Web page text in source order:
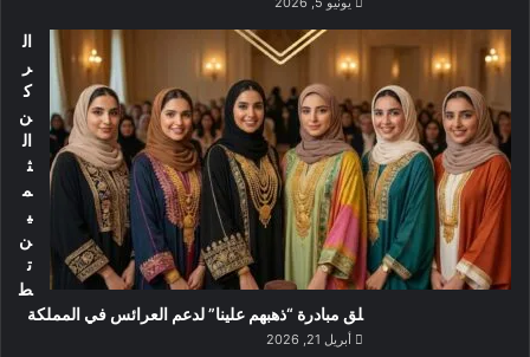
ال
ر
ك
ن
ال
ث
م
ي
ن
ت
ط
لق مبادرة “ذهبهم علينا” لدعم العرائس في المملكة
أبريل 21, 2026